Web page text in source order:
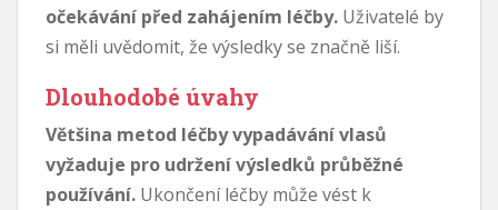
očekávání před zahájením léčby. Uživatelé by
si měli uvědomit, že výsledky se značně liší.
Dlouhodobé úvahy
Většina metod léčby vypadávání vlasů
vyžaduje pro udržení výsledků průběžné
používání. Ukončení léčby může vést k